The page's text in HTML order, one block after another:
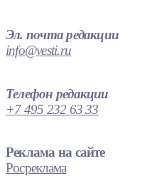
Эл. почта редакции
info@vesti.ru
Телефон редакции
+7 495 232 63 33
Реклама на сайте
Росреклама